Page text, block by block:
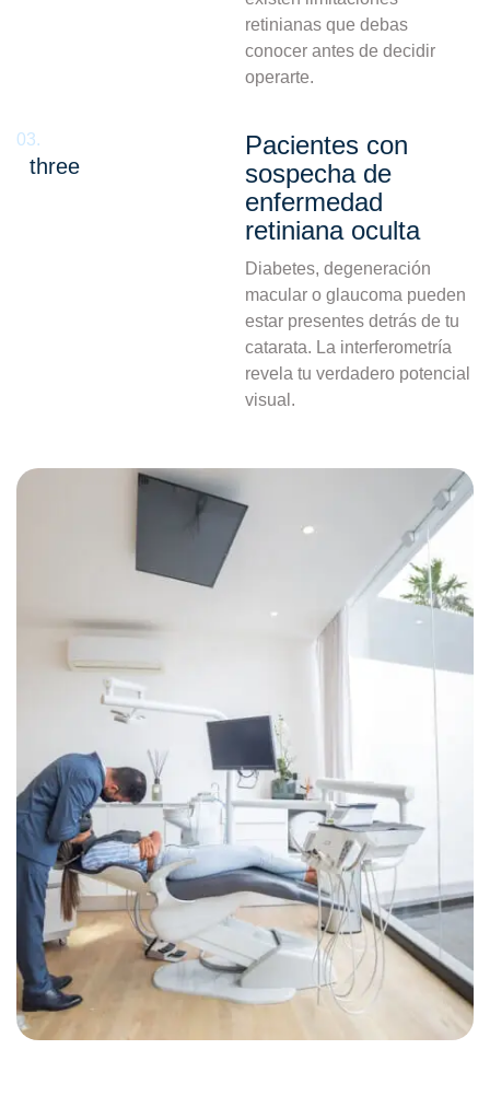
retinianas que debas
conocer antes de decidir
operarte.
03.
three
Pacientes con
sospecha de
enfermedad
retiniana oculta
Diabetes, degeneración
macular o glaucoma pueden
estar presentes detrás de tu
catarata. La interferometría
revela tu verdadero potencial
visual.